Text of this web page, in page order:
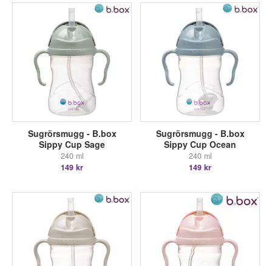
Sugrörsmugg - B.box
Sippy Cup Sage
240 ml
149 kr
Sugrörsmugg - B.box
Sippy Cup Ocean
240 ml
149 kr